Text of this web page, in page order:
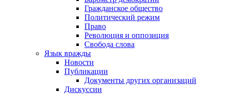
Гражданское общество
Политический режим
Право
Революция и оппозиция
Свобода слова
Язык вражды
Новости
Публикации
Документы других организаций
Дискуссии